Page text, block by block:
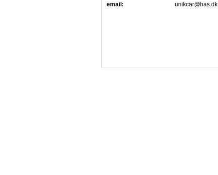
email: unikcar@has.dk